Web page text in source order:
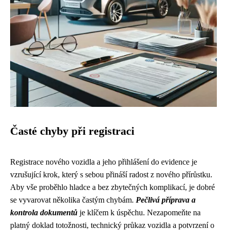
Časté chyby při registraci
Registrace nového vozidla a jeho přihlášení do evidence je
vzrušující krok, který s sebou přináší radost z nového přírůstku.
Aby vše proběhlo hladce a bez zbytečných komplikací, je dobré
se vyvarovat několika častým chybám. Pečlivá příprava a
kontrola dokumentů je klíčem k úspěchu. Nezapomeňte na
platný doklad totožnosti, technický průkaz vozidla a potvrzení o